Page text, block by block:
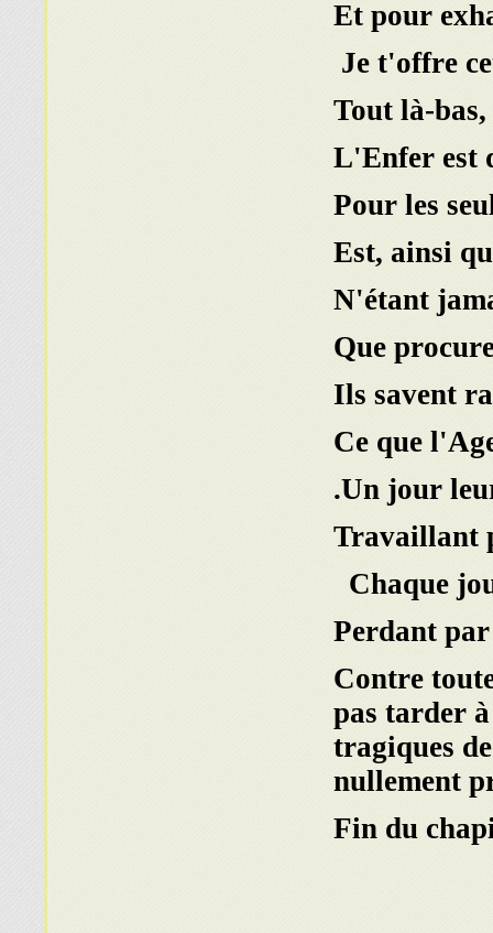
Et pour
Je t'offre
Tout là-
L'Enfer est
Est, ainsi
N'étant
Que
Ils savent
Ce que
Un jour
Travaillant
Chaque
Perdant
Contre
pas tarder
tragiques
nullement
Fin du